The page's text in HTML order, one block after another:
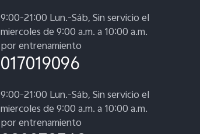
9:00-21:00 Lun.-Sáb, Sin servicio el
miercoles de 9:00 a.m. a 10:00 a.m.
por entrenamiento
017019096
9:00-21:00 Lun.-Sáb, Sin servicio el
miercoles de 9:00 a.m. a 10:00 a.m.
por entrenamiento